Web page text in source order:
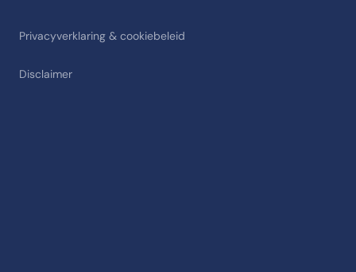
Privacyverklaring & cookiebeleid
Disclaimer